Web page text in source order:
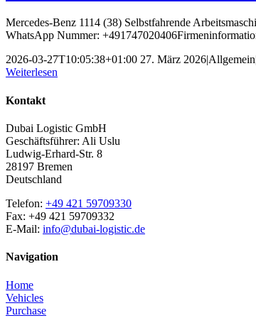
Mercedes-Benz 1114 (38) Selbstfahrende
WhatsApp Nummer:
2026-03-27T10:05:38+01:00 27. März 2026|Allgemein
Weiterlesen
Kontakt
Dubai Logistic GmbH
Geschäftsführer: Ali Uslu
Ludwig-Erhard-Str. 8
28197 Bremen
Deutschland
Telefon: +49 421 59709330
Fax: +49 421 59709332
E-Mail: info@dubai-logistic.de
Navigation
Home
Vehicles
Purchase